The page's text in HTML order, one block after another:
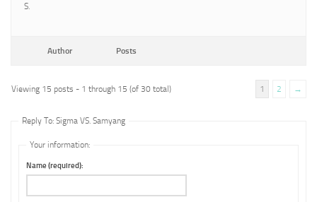
S.
Author Posts
Viewing 15 posts - 1 through 15 (of 30 total) 1 2 →
Reply To: Sigma VS. Samyang
Your information:
Name (required):